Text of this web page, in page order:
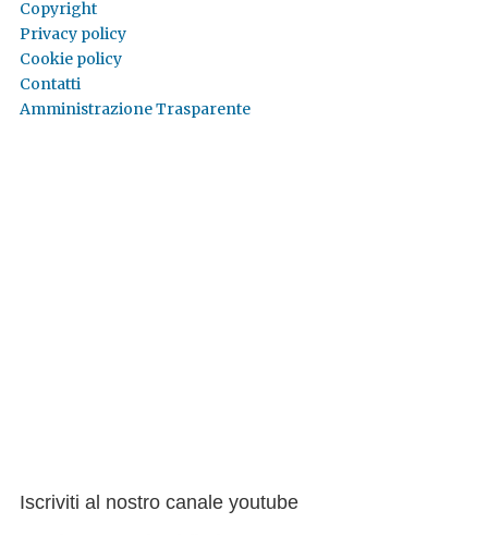
Copyright
Privacy policy
Cookie policy
Contatti
Amministrazione Trasparente
Iscriviti al nostro canale youtube